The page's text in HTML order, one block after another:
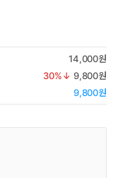
14,000원
30%↓ 9,800원
9,800원